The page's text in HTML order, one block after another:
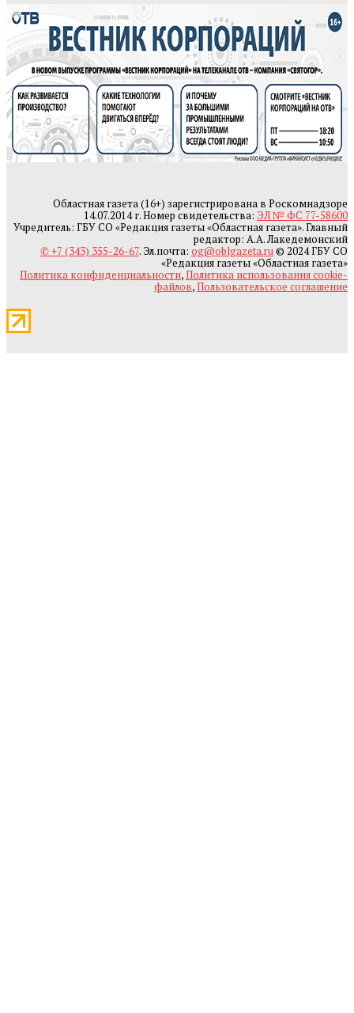
Областная газета (16+) зарегистрирована в Роскомнадзоре
14.07.2014 г. Номер свидетельства: ЭЛ № ФС 77-58600
Учредитель: ГБУ СО «Редакция газеты «Областная газета». Главный
редактор: А.А. Лакедемонский
✆ +7 (343) 355-26-67. Эл.почта: og@oblgazeta.ru© 2024 ГБУ СО
«Редакция газеты «Областная газета»
Политика конфиденциальности,Политика использования cookie-
файлов,Пользовательское соглашение